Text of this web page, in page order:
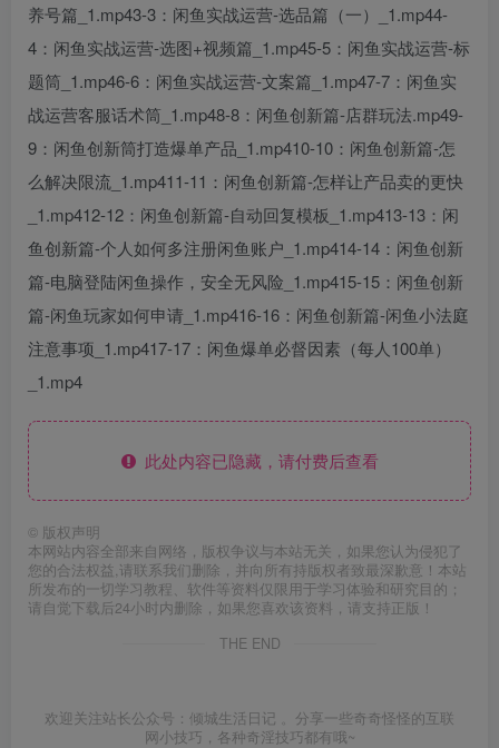
养号篇_1.mp43-3：闲鱼实战运营-选品篇（一）_1.mp44-
4：闲鱼实战运营-选图+视频篇_1.mp45-5：闲鱼实战运营-标
题筒_1.mp46-6：闲鱼实战运营-文案篇_1.mp47-7：闲鱼实
战运营客服话术筒_1.mp48-8：闲鱼创新篇-店群玩法.mp49-
9：闲鱼创新筒打造爆单产品_1.mp410-10：闲鱼创新篇-怎
么解决限流_1.mp411-11：闲鱼创新篇-怎样让产品卖的更快
_1.mp412-12：闲鱼创新篇-自动回复模板_1.mp413-13：闲
鱼创新篇-个人如何多注册闲鱼账户_1.mp414-14：闲鱼创新
篇-电脑登陆闲鱼操作，安全无风险_1.mp415-15：闲鱼创新
篇-闲鱼玩家如何申请_1.mp416-16：闲鱼创新篇-闲鱼小法庭
注意事项_1.mp417-17：闲鱼爆单必督因素（每人100单）
_1.mp4
此处内容已隐藏，请付费后查看
© 版权声明
本网站内容全部来自网络，版权争议与本站无关，如果您认为侵犯了
您的合法权益,请联系我们删除，并向所有持版权者致最深歉意！本站
所发布的一切学习教程、软件等资料仅限用于学习体验和研究目的；
请自觉下载后24小时内删除，如果您喜欢该资料，请支持正版！
THE END
欢迎关注站长公众号：倾城生活日记 。分享一些奇奇怪怪的互联
网小技巧，各种奇淫技巧都有哦~